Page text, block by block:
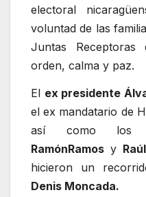
electoral
voluntad de las
Juntas
orden, calma y paz.
El ex presidente
el ex mandatario de
así como los
RamónRamos y Raúl
hicieron un
Denis Moncada.